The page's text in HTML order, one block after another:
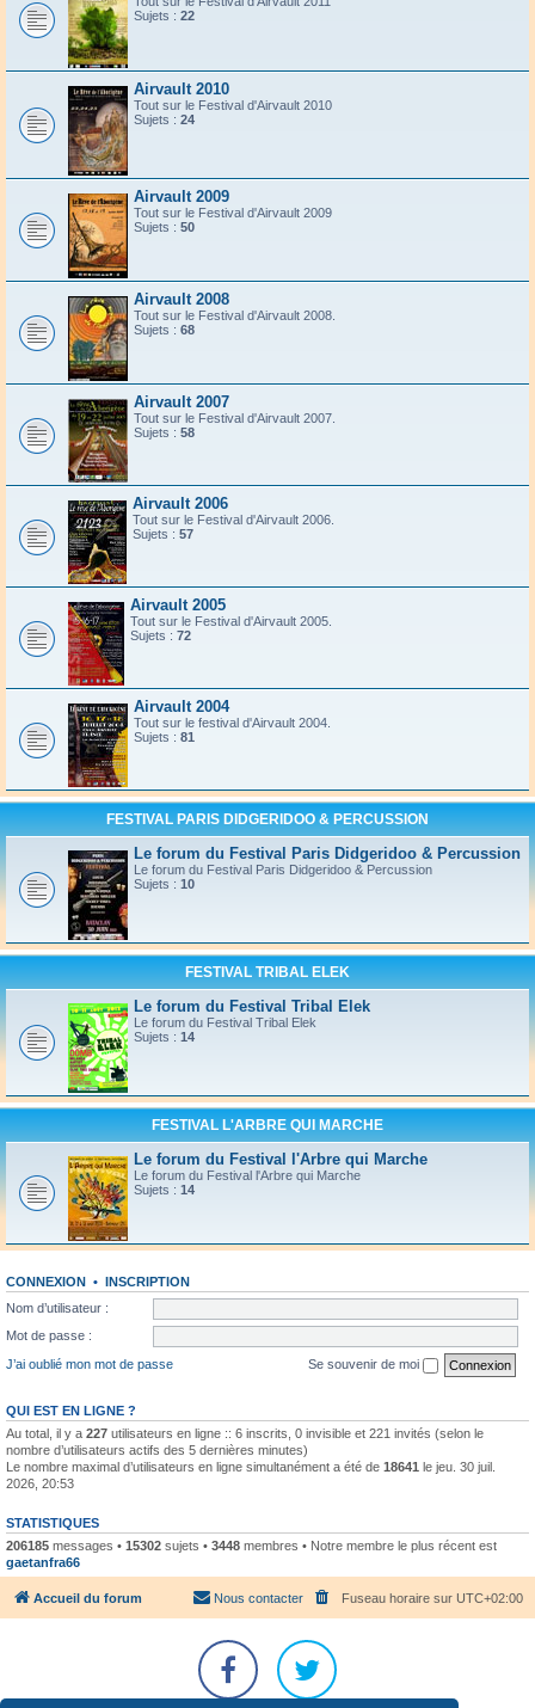
Sujets : 22
Airvault 2010
Tout sur le Festival d'Airvault 2010
Sujets : 24
Airvault 2009
Tout sur le Festival d'Airvault 2009
Sujets : 50
Airvault 2008
Tout sur le Festival d'Airvault 2008.
Sujets : 68
Airvault 2007
Tout sur le Festival d'Airvault 2007.
Sujets : 58
Airvault 2006
Tout sur le Festival d'Airvault 2006.
Sujets : 57
Airvault 2005
Tout sur le Festival d'Airvault 2005.
Sujets : 72
Airvault 2004
Tout sur le festival d'Airvault 2004.
Sujets : 81
FESTIVAL PARIS DIDGERIDOO & PERCUSSION
Le forum du Festival Paris Didgeridoo & Percussion
Le forum du Festival Paris Didgeridoo & Percussion
Sujets : 10
FESTIVAL TRIBAL ELEK
Le forum du Festival Tribal Elek
Le forum du Festival Tribal Elek
Sujets : 14
FESTIVAL L'ARBRE QUI MARCHE
Le forum du Festival l'Arbre qui Marche
Le forum du Festival l'Arbre qui Marche
Sujets : 14
CONNEXION • INSCRIPTION
Nom d’utilisateur :
Mot de passe :
J’ai oublié mon mot de passe
Se souvenir de moi
QUI EST EN LIGNE ?
Au total, il y a 227 utilisateurs en ligne :: 6 inscrits, 0 invisible et 221 invités (selon le
nombre d’utilisateurs actifs des 5 dernières minutes)
Le nombre maximal d’utilisateurs en ligne simultanément a été de 18641 le jeu. 30 juil.
2026, 20:53
STATISTIQUES
206185 messages • 15302 sujets • 3448 membres • Notre membre le plus récent est
gaetanfra66
Accueil du forum Fuseau horaire sur UTC+02:00
Nous contacter